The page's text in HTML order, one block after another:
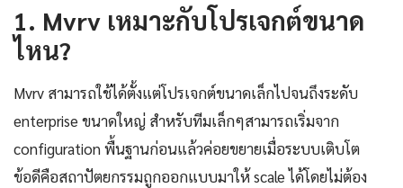
1. Mvrv เหมาะกับโปรเจกต์ขนาด
ไหน?
Mvrv สามารถใช้ได้ตั้งแต่โปรเจกต์ขนาดเล็กไปจนถึงระดับ
enterprise ขนาดใหญ่ สำหรับทีมเล็กๆสามารถเริ่มจาก
configuration พื้นฐานก่อนแล้วค่อยขยายเมื่อระบบเติบโต
ข้อดีคือสถาปัตยกรรมถูกออกแบบมาให้ scale ได้โดยไม่ต้อง